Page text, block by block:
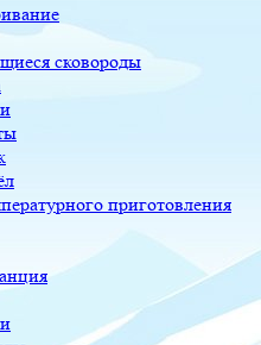
сковороды
приготовления